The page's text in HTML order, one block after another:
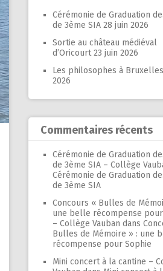
Cérémonie de Graduation
de 3ème SIA 28 juin 2026
Sortie au château médiéval
d’Oricourt 23 juin 2026
Les philosophes à Bruxelles
2026
Commentaires récents
Cérémonie de Graduation
de 3ème SIA – Collège
Cérémonie de Graduation
de 3ème SIA
Concours « Bulles de
une belle récompense
– Collège Vauban dans
Bulles de Mémoire » : une
récompense pour Sophie
Mini concert à la cantine –